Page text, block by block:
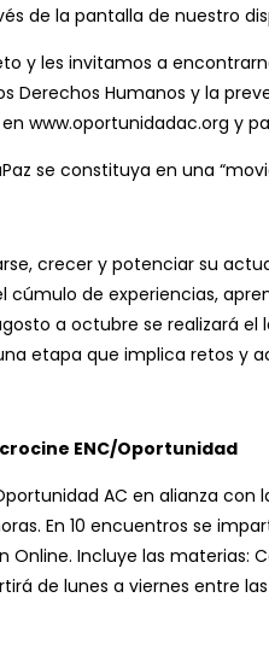
de la pantalla de nuestro
y les invitamos a
Derechos Humanos y la
www.oportunidadac.org y
se constituya en una
crecer y potenciar su
cúmulo de experiencias,
a octubre se realizará
etapa que implica retos y
ENC/Oportunidad
AC en alianza
En 10 encuentros se
Online. Incluye las
de lunes a viernes entre